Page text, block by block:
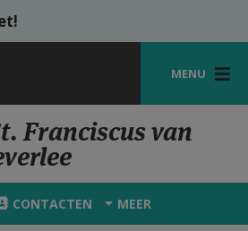
gaan
MENU
Franciscus van
CONTACTEN MEER